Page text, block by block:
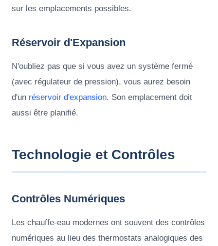
sur les emplacements possibles.
Réservoir d'Expansion
N'oubliez pas que si vous avez un système fermé
(avec régulateur de pression), vous aurez besoin
d'un réservoir d'expansion. Son emplacement doit
aussi être planifié.
Technologie et Contrôles
Contrôles Numériques
Les chauffe-eau modernes ont souvent des contrôles
numériques au lieu des thermostats analogiques des